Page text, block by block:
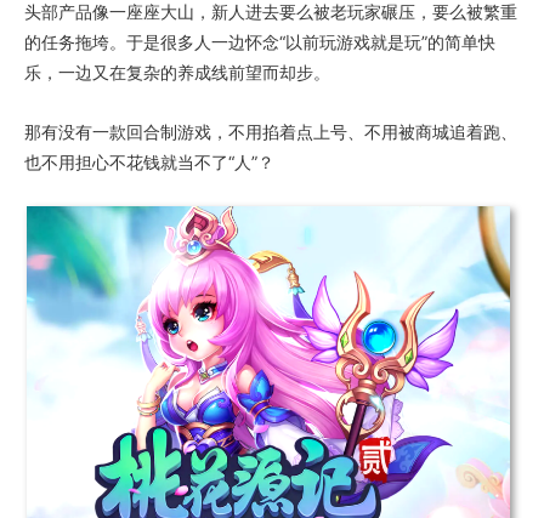
头部产品像一座座大山，新人进去要么被老玩家碾压，要么被繁重
的任务拖垮。于是很多人一边怀念“以前玩游戏就是玩”的简单快
乐，一边又在复杂的养成线前望而却步。
那有没有一款回合制游戏，不用掐着点上号、不用被商城追着跑、
也不用担心不花钱就当不了“人”？